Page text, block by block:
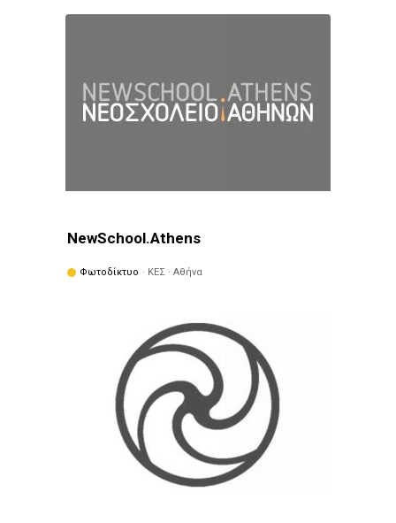
NewSchool.Athens
Φωτοδίκτυο · ΚΕΣ · Αθήνα